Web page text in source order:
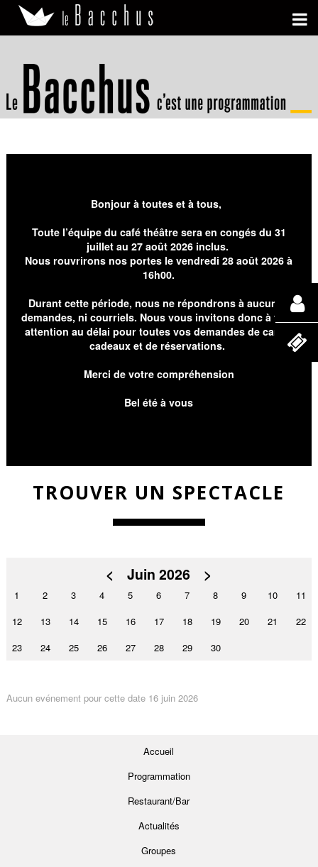
Bonjour à toutes et à tous,
Toute l’équipe du café théâtre sera en congés du 31
juillet au 27 août 2026 inclus.
Nous rouvrirons nos portes le vendredi 28 août 2026 à
16h00.
Durant cette période, nous ne répondrons à aucunes
demandes, ni courriels. Nous vous invitons donc à faire
attention au délai pour toutes vos demandes de cartes
cadeaux et de réservations.
Merci de votre compréhension
Bel été à vous
TROUVER UN SPECTACLE
< Juin 2026 >
1 2 3 4 5 6 7 8 9 10
11
12
13 14 15 16 17 18 19 20 21
22
23
24 25 26 27 28 29 30
Aucun evénement pour cette date 16 juin 2026
Accueil
Programmation
Restaurant/Bar
Actualités
Groupes